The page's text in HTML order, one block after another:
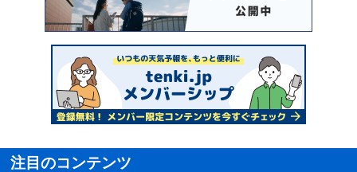
注目のコンテンツ